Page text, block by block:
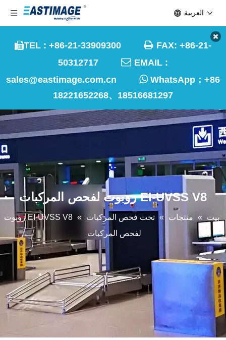
TEL : +86-21-33909300  FAX: +86-21-
50312717  EMAIL :
sales@eastimage.com.cn
WhatsApp： +86
18221652268、18516681297
العربية
EI-UVSS V8 روبوت لفحص المركبات
بيت » منتجات » تحت فحص المركبات »
EI-UVSS V8 روبوت
لفحص المركبات